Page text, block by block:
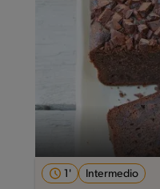
1' Intermedio